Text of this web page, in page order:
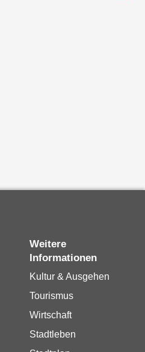
Weitere
Informationen
Kultur & Ausgehen
Tourismus
Wirtschaft
Stadtleben